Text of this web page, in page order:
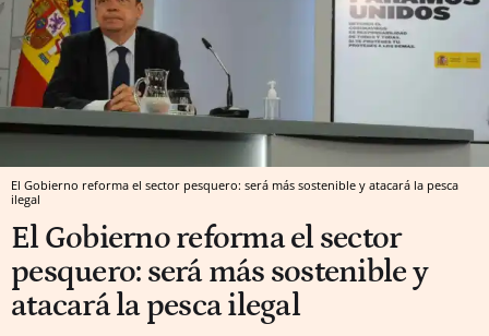
El Gobierno reforma el sector pesquero: será más sostenible y atacará la pesca
ilegal
El Gobierno reforma el sector
pesquero: será más sostenible y
atacará la pesca ilegal